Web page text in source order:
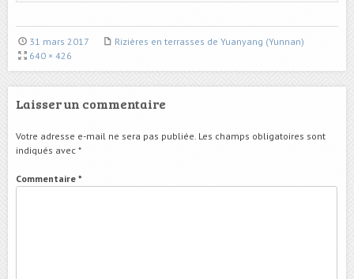
31 mars 2017
Rizières en terrasses de Yuanyang (Yunnan)
640 × 426
Laisser un commentaire
Votre adresse e-mail ne sera pas publiée. Les champs obligatoires sont
indiqués avec *
Commentaire *